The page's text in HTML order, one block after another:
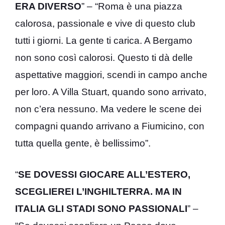
ERA DIVERSO” – “Roma è una piazza
calorosa, passionale e vive di questo club
tutti i giorni. La gente ti carica. A Bergamo
non sono così calorosi. Questo ti dà delle
aspettative maggiori, scendi in campo anche
per loro. A Villa Stuart, quando sono arrivato,
non c’era nessuno. Ma vedere le scene dei
compagni quando arrivano a Fiumicino, con
tutta quella gente, è bellissimo”.
“SE DOVESSI GIOCARE ALL’ESTERO,
SCEGLIEREI L’INGHILTERRA. MA IN
ITALIA GLI STADI SONO PASSIONALI” –